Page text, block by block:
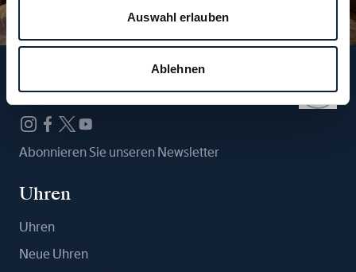
Auswahl erlauben
Ablehnen
Folgen Sie uns
Abonnieren Sie unseren Newsletter
Uhren
Uhren
Neue Uhren